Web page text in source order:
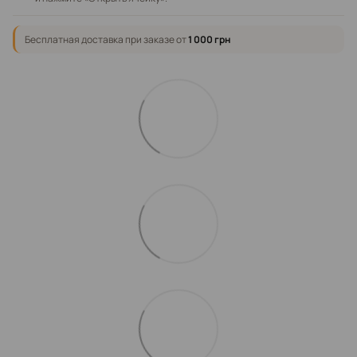
Бесплатная доставка при заказе от1 000 грн